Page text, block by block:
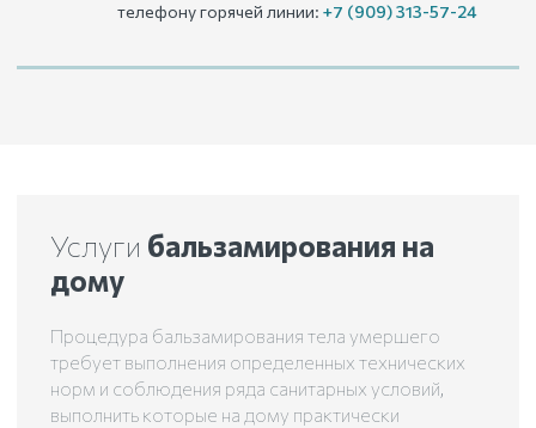
телефону горячей линии: +7 (909) 313-57-24
Услуги бальзамирования на
дому
Процедура бальзамирования тела умершего
требует выполнения определенных технических
норм и соблюдения ряда санитарных условий,
выполнить которые на дому практически